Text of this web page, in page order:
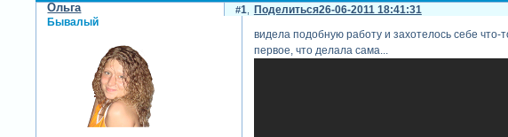
Поделиться
1 26-06-2011 18:41:31
Ольга
Бывалый
видела подобную работу и захотелось себе
первое, что делала сама...